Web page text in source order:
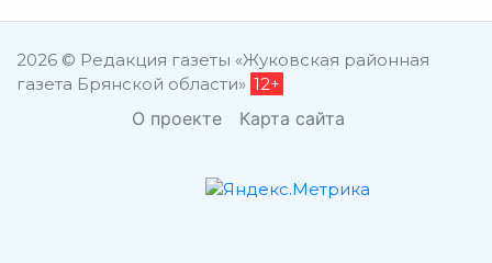
2026 © Редакция газеты «Жуковская районная
газета Брянской области» 12+
О проекте Карта сайта